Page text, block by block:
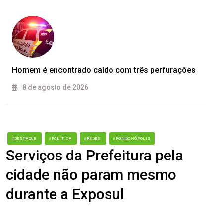
Homem é encontrado caído com três perfurações
8 de agosto de 2026
#DESTAQUE #POLÍTICA #REDES #RONDONÓPOLIS
Serviços da Prefeitura pela
cidade não param mesmo
durante a Exposul